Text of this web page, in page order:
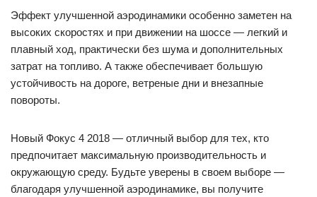
Эффект улучшенной аэродинамики особенно заметен на
высоких скоростях и при движении на шоссе — легкий и
плавный ход, практически без шума и дополнительных
затрат на топливо. А также обеспечивает большую
устойчивость на дороге, ветреные дни и внезапные
повороты.
Новый Фокус 4 2018 — отличный выбор для тех, кто
предпочитает максимальную производительность и
окружающую среду. Будьте уверены в своем выборе —
благодаря улучшенной аэродинамике, вы получите